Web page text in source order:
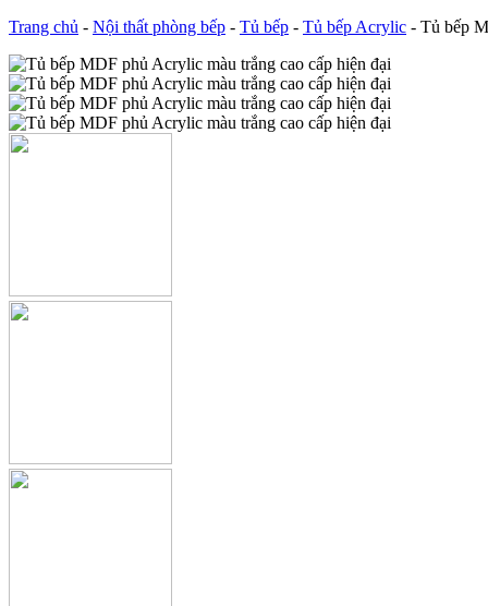
Trang chủ - Nội thất phòng bếp - Tủ bếp - Tủ bếp Acrylic - Tủ bếp